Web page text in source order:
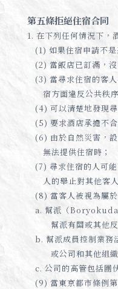
第五條拒絕住宿合同
1. 在下列任何情況下，
(1) 如果住宿申請不是
(2) 當飯店已訂滿，沒
(3) 當尋求住宿的客
宿方面違反公共秩
(4) 可以清楚地發現
(5) 要求酒店承擔不合
(6) 由於自然災害，
無法提供住宿時；
(7) 尋求住宿的人可
人的舉止對其他客
(8) 當客人被視為屬
a. 幫派（
幫派有關或其他
b. 幫派成員控制業務
或公司和其他組織
c. 公司的高管包括團
(9) 當東京都市條例